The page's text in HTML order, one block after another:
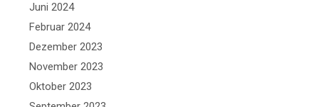
Juni 2024
Februar 2024
Dezember 2023
November 2023
Oktober 2023